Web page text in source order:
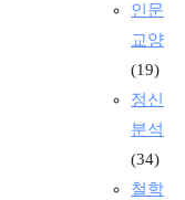
인문
교양
(19)
정신
분석
(34)
철학